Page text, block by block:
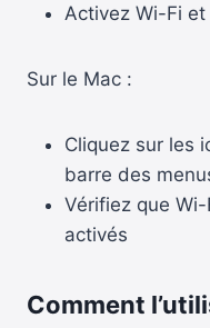
Activez Wi-Fi
Sur le Mac :
Cliquez sur les
barre des
Vérifiez que
activés
Comment